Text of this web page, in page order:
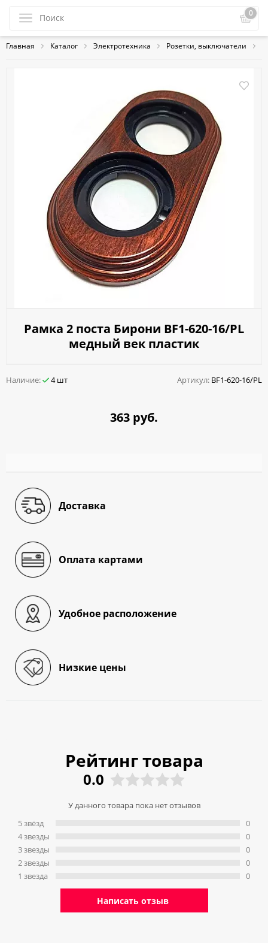
0
Главная Каталог Электротехника Розетки, выключатели
Рамка 2 поста Бирони BF1-620-16/PL
медный век пластик
Наличие: 4 шт Артикул: BF1-620-16/PL
363 руб.
Доставка
Оплата картами
Удобное расположение
Низкие цены
Рейтинг товара
0.0
У данного товара пока нет отзывов
5 звёзд
4 звeзды
3 звeзды
2 звeзды
1 звeзда
0
0
0
0
0
Написать отзыв